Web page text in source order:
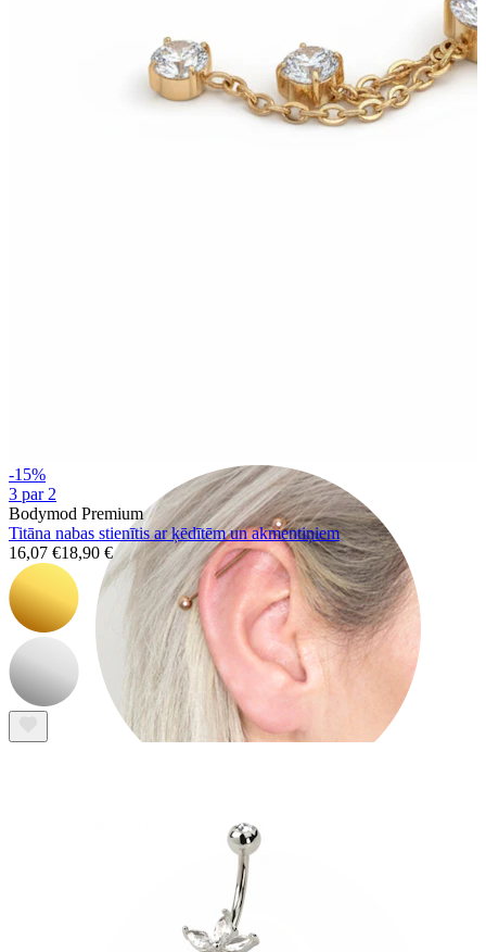
-15%
3 par 2
Bodymod Premium
Titāna nabas stienītis ar ķēdītēm un akmentiņiem
16,07 €18,90 €